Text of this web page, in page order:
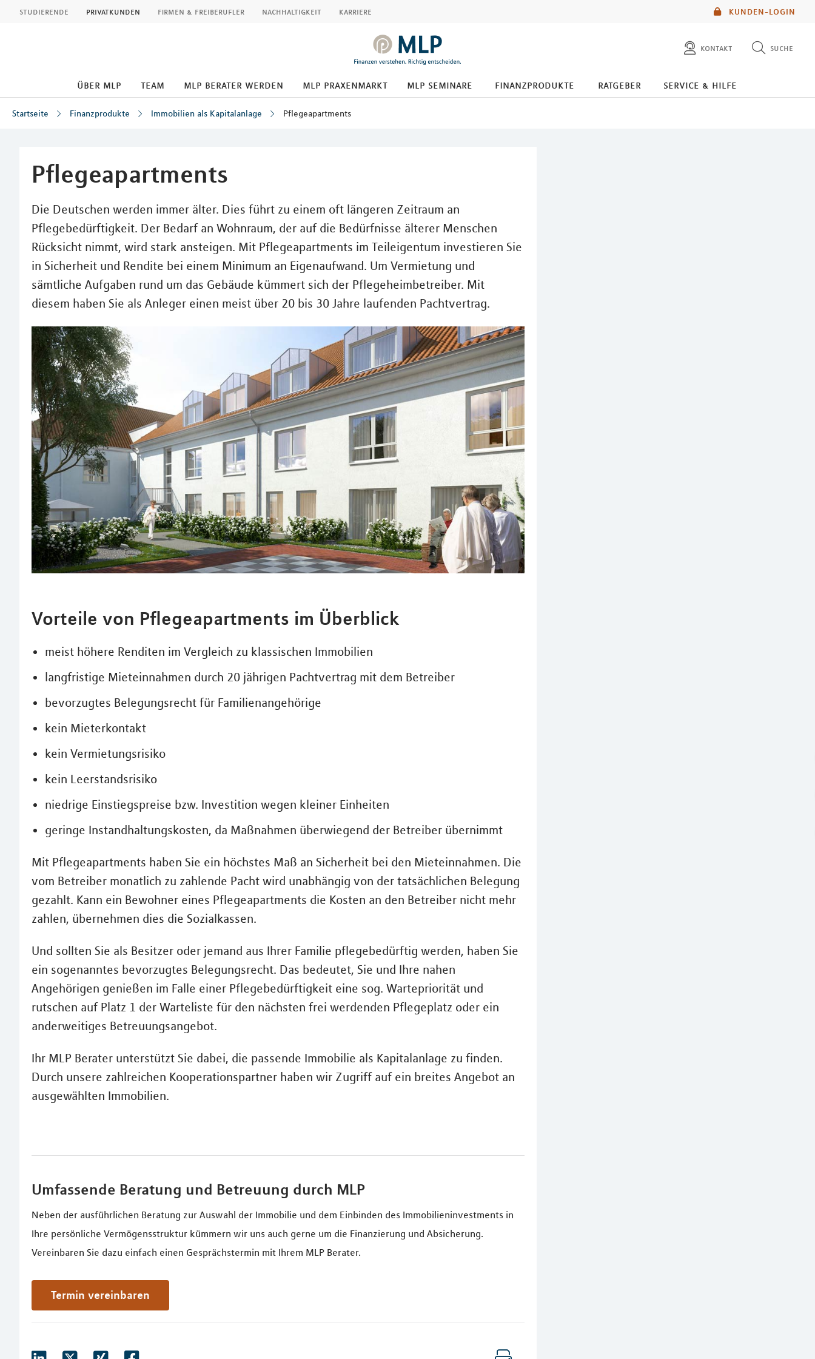
KUNDEN-LOGIN
studierende privatkunden firmen & freiberufler nachhaltigkeit karriere
kontakt suche
diese website durchsuchen
über mlp team mlp berater werden mlp praxenmarkt mlp seminare finanzprodukte ratgeber service & hilfe
Startseite Finanzprodukte Immobilien als Kapitalanlage Pflegeapartments
Pflegeapartments
Die Deutschen werden immer älter. Dies führt zu einem oft längeren Zeitraum an
Pflegebedürftigkeit. Der Bedarf an Wohnraum, der auf die Bedürfnisse älterer Menschen
Rücksicht nimmt, wird stark ansteigen. Mit Pflegeapartments im Teileigentum investieren Sie
in Sicherheit und Rendite bei einem Minimum an Eigenaufwand. Um Vermietung und
sämtliche Aufgaben rund um das Gebäude kümmert sich der Pflegeheimbetreiber. Mit
diesem haben Sie als Anleger einen meist über 20 bis 30 Jahre laufenden Pachtvertrag.
Vorteile von Pflegeapartments im Überblick
meist höhere Renditen im Vergleich zu klassischen Immobilien
langfristige Mieteinnahmen durch 20 jährigen Pachtvertrag mit dem Betreiber
bevorzugtes Belegungsrecht für Familienangehörige
kein Mieterkontakt
kein Vermietungsrisiko
kein Leerstandsrisiko
niedrige Einstiegspreise bzw. Investition wegen kleiner Einheiten
geringe Instandhaltungskosten, da Maßnahmen überwiegend der Betreiber übernimmt
Mit Pflegeapartments haben Sie ein höchstes Maß an Sicherheit bei den Mieteinnahmen. Die
vom Betreiber monatlich zu zahlende Pacht wird unabhängig von der tatsächlichen Belegung
gezahlt. Kann ein Bewohner eines Pflegeapartments die Kosten an den Betreiber nicht mehr
zahlen, übernehmen dies die Sozialkassen.
Und sollten Sie als Besitzer oder jemand aus Ihrer Familie pflegebedürftig werden, haben Sie
ein sogenanntes bevorzugtes Belegungsrecht. Das bedeutet, Sie und Ihre nahen
Angehörigen genießen im Falle einer Pflegebedürftigkeit eine sog. Wartepriorität und
rutschen auf Platz 1 der Warteliste für den nächsten frei werdenden Pflegeplatz oder ein
anderweitiges Betreuungsangebot.
Ihr MLP Berater unterstützt Sie dabei, die passende Immobilie als Kapitalanlage zu finden.
Durch unsere zahlreichen Kooperationspartner haben wir Zugriff auf ein breites Angebot an
ausgewählten Immobilien.
Umfassende Beratung und Betreuung durch MLP
Neben der ausführlichen Beratung zur Auswahl der Immobilie und dem Einbinden des Immobilieninvestments in
Ihre persönliche Vermögensstruktur kümmern wir uns auch gerne um die Finanzierung und Absicherung.
Vereinbaren Sie dazu einfach einen Gesprächstermin mit Ihrem MLP Berater.
Termin vereinbaren